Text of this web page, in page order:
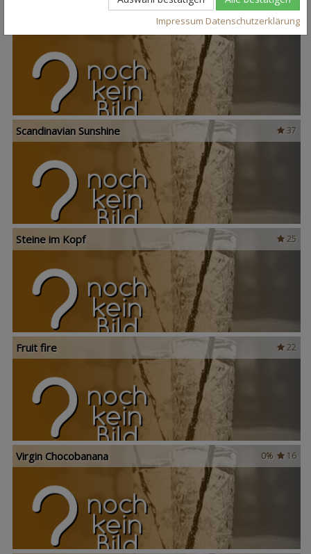
4
37
Scandinavian Sunshine
25
Steine im Kopf
22
Fruit fire
16
0%
Virgin Chocobanana
Impressum Datenschutzerklärung